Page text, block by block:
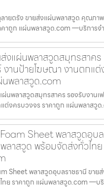
ายตรัง ขายส่งแผ่นพลาสวูด คุณภาพ
คาถูก แผ่นพลาสวูด.com —บริการจ
ส่งแผ่นพลาสวูดสมุทรสาค
งานป้ายโฆษณา งานตกแ
นพลาสวูด.com
ผ่นพลาสวูดสมุทรสาคร รองรับงานเ
ต่งครบวงจร ราคาถูก แผ่นพลาสวู
Sheet พลาสวูดอุบ
ลาสวูด พร้อมจัดส่งทั่วไท
Sheet พลาสวูดอุบลราชธานี ขาย
ย ราคาถูก แผ่นพลาสวูด.com —บ